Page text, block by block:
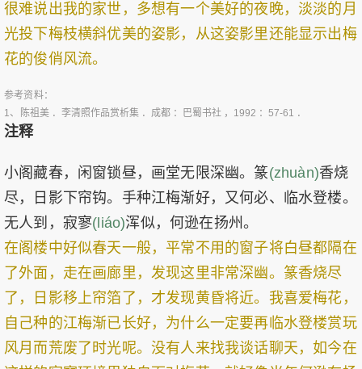
很难说出我的家世，多想有一个美好的夜晚，淡淡的月
光投下梅枝横斜优美的姿影，从这姿影里还能显示出梅
花的俊俏风流。
参考资料：
1、
陈祖美 ．李清照作品赏析集 ．成都 ：巴蜀书社 ，1992 ：57-61 ．
注释
小阁藏春，闲窗锁昼，画堂无限深幽。篆(zhuàn)香烧
尽，日影下帘钩。手种江梅渐好，又何必、临水登楼。
无人到，寂寥(liáo)浑似，何逊在扬州。
在阁楼中好似春天一般，平常不用的窗子将白昼都隔在
了外面，走在画廊里，发现这里非常深幽。篆香烧尽
了，日影移上帘箔了，才发现黄昏将近。我喜爱梅花，
自己种的江梅渐已长好，为什么一定要再临水登楼赏玩
风月而荒废了时光呢。没有人来找我谈话聊天，如今在